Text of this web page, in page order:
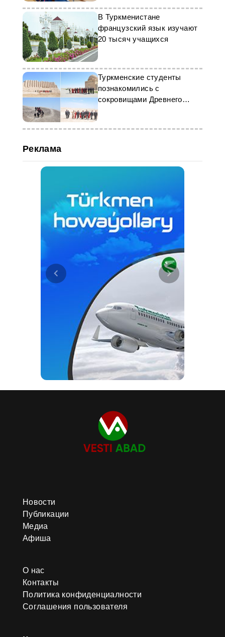
В Туркменистане
французский язык изучают
20 тысяч учащихся
Туркменские студенты
познакомились с
сокровищами Древнего
Мерва
Реклама
Новости
Публикации
Медиа
Афиша
О нас
Контакты
Политика конфиденциалности
Соглашения пользователя